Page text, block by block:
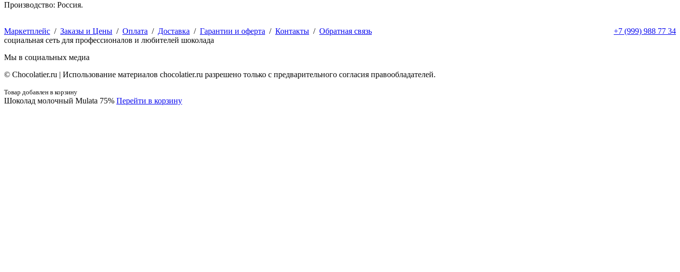
Производство: Россия.
+7 (999) 988 77 34
Маркетплейс / Заказы и Цены / Оплата / Доставка / Гарантии и оферта / Контакты / Обратная связь
социальная сеть для профессионалов и любителей шоколада
Мы в социальных медиа
© Сhocolatier.ru | Использование материалов chocolatier.ru разрешено только с предварительного согласия правообладателей.
Товар добавлен в корзину
Шоколад молочный Mulata 75% Перейти в корзину